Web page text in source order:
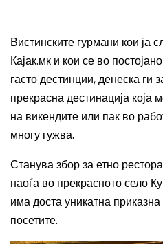
Вистинските гурмани кои ја
Кајак.мк и кои се во
гасто дестинции, денеска
прекрасна дестинација
на викендите или пак во
многу гужва.
Станува збор за етно
наоѓа во прекрасното село
има доста уникатна
посетите.